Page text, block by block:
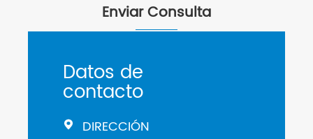
Enviar Consulta
Datos de
contacto
 DIRECCIÓN